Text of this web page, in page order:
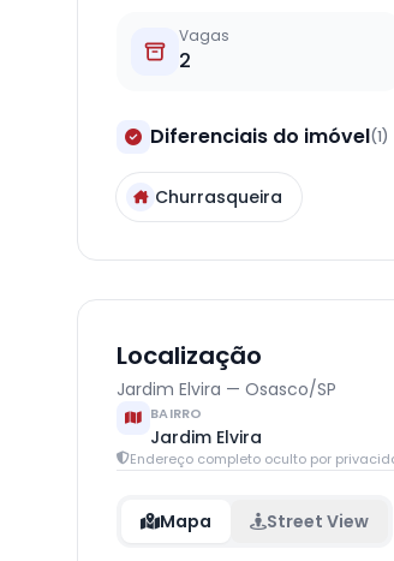
Vagas
2
Diferenciais do imóvel(1)
Churrasqueira
Localização
Jardim Elvira — Osasco/SP
BAIRRO
Jardim Elvira
Endereço completo oculto por
Mapa Street View